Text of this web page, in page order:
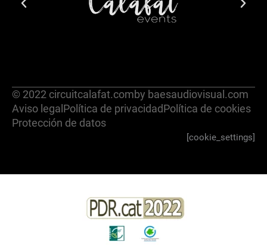
© 2022 circuitcalafat.comby baesaudiovisual.com
Aviso legal Política de privacidadPolítica de cookies
Protección de datos
[cookie_settings]